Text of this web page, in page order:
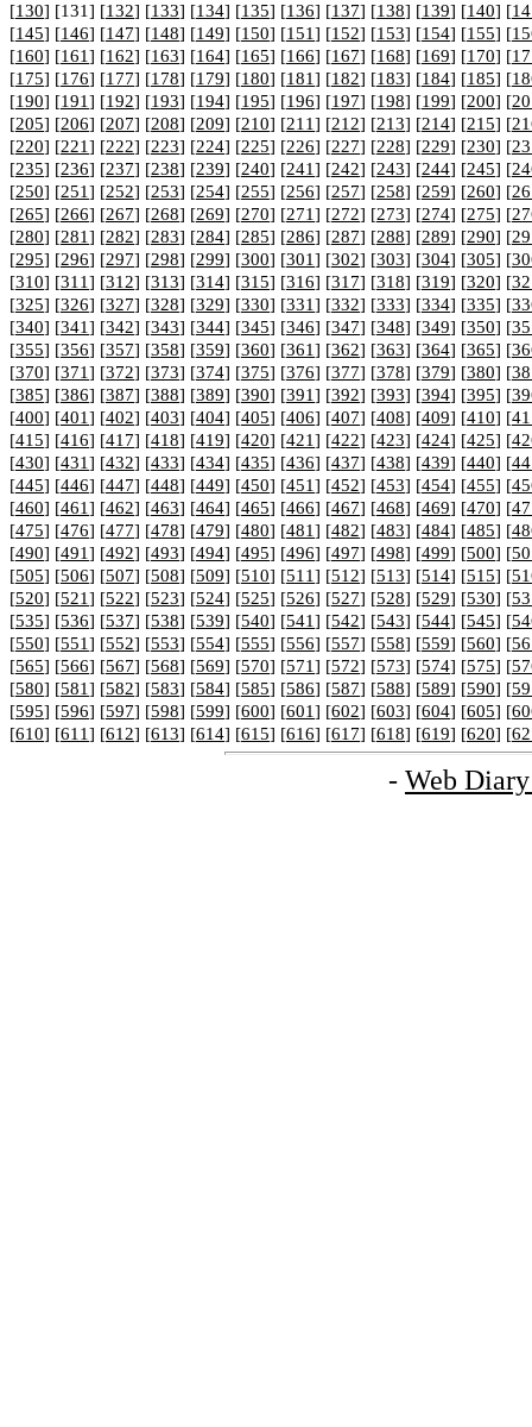
[130] [131] [132] [133] [134] [135] [136] [137] [138] [139] [140] [
[145] [146] [147] [148] [149] [150] [151] [152] [153] [154] [155] [
[160] [161] [162] [163] [164] [165] [166] [167] [168] [169] [170] [
[175] [176] [177] [178] [179] [180] [181] [182] [183] [184] [185] [
[190] [191] [192] [193] [194] [195] [196] [197] [198] [199] [200] [
[205] [206] [207] [208] [209] [210] [211] [212] [213] [214] [215] [
[220] [221] [222] [223] [224] [225] [226] [227] [228] [229] [230] [
[235] [236] [237] [238] [239] [240] [241] [242] [243] [244] [245] [
[250] [251] [252] [253] [254] [255] [256] [257] [258] [259] [260] [
[265] [266] [267] [268] [269] [270] [271] [272] [273] [274] [275] [
[280] [281] [282] [283] [284] [285] [286] [287] [288] [289] [290] [
[295] [296] [297] [298] [299] [300] [301] [302] [303] [304] [305] [
[310] [311] [312] [313] [314] [315] [316] [317] [318] [319] [320] [
[325] [326] [327] [328] [329] [330] [331] [332] [333] [334] [335] [
[340] [341] [342] [343] [344] [345] [346] [347] [348] [349] [350] [
[355] [356] [357] [358] [359] [360] [361] [362] [363] [364] [365] [
[370] [371] [372] [373] [374] [375] [376] [377] [378] [379] [380] [
[385] [386] [387] [388] [389] [390] [391] [392] [393] [394] [395] [
[400] [401] [402] [403] [404] [405] [406] [407] [408] [409] [410] [
[415] [416] [417] [418] [419] [420] [421] [422] [423] [424] [425] [
[430] [431] [432] [433] [434] [435] [436] [437] [438] [439] [440] [
[445] [446] [447] [448] [449] [450] [451] [452] [453] [454] [455] [
[460] [461] [462] [463] [464] [465] [466] [467] [468] [469] [470] [
[475] [476] [477] [478] [479] [480] [481] [482] [483] [484] [485] [
[490] [491] [492] [493] [494] [495] [496] [497] [498] [499] [500] [
[505] [506] [507] [508] [509] [510] [511] [512] [513] [514] [515] [
[520] [521] [522] [523] [524] [525] [526] [527] [528] [529] [530] [
[535] [536] [537] [538] [539] [540] [541] [542] [543] [544] [545] [
[550] [551] [552] [553] [554] [555] [556] [557] [558] [559] [560] [
[565] [566] [567] [568] [569] [570] [571] [572] [573] [574] [575] [
[580] [581] [582] [583] [584] [585] [586] [587] [588] [589] [590] [
[595] [596] [597] [598] [599] [600] [601] [602] [603] [604] [605] [
[610] [611] [612] [613] [614] [615] [616] [617] [618] [619] [620] [
- Web